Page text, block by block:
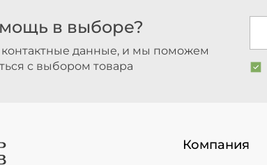
в выборе?
контактные данные, и мы поможем
с выбором товара
Компания